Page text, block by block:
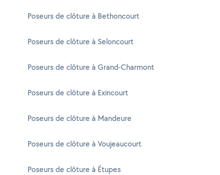
Poseurs de clôture à Bethoncourt
Poseurs de clôture à Seloncourt
Poseurs de clôture à Grand-Charmont
Poseurs de clôture à Exincourt
Poseurs de clôture à Mandeure
Poseurs de clôture à Voujeaucourt
Poseurs de clôture à Étupes